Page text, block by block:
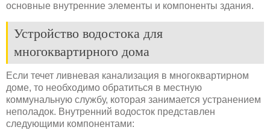
основные внутренние элементы и компоненты здания.
Устройство водостока для
многоквартирного дома
Если течет ливневая канализация в многоквартирном
доме, то необходимо обратиться в местную
коммунальную службу, которая занимается устранением
неполадок. Внутренний водосток представлен
следующими компонентами: